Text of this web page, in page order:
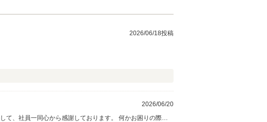
2026/06/18投稿
2026/06/20
、社員一同心から感謝しております。 何かお困りの際は